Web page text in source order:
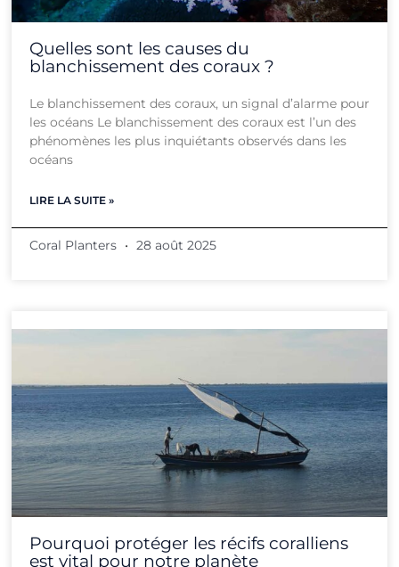
Quelles sont les causes du
blanchissement des coraux ?
Le blanchissement des coraux, un signal d’alarme pour
les océans Le blanchissement des coraux est l’un des
phénomènes les plus inquiétants observés dans les
océans
LIRE LA SUITE »
Coral Planters 28 août 2025
Pourquoi protéger les récifs coralliens
est vital pour notre planète